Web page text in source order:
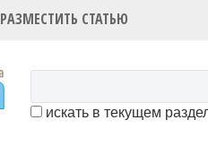
РАЗМЕСТИТЬ СТАТЬЮ
искать в текущем